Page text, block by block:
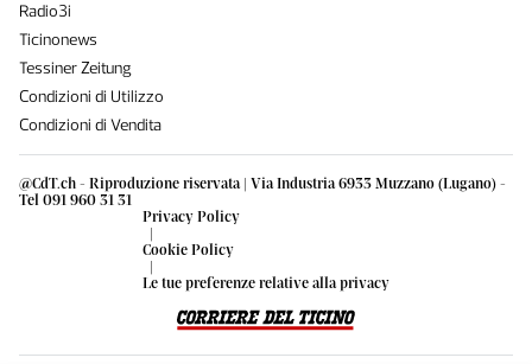
@CdT.ch - Riproduzione riservata | Via Industria 6933 Muzzano (Lugano) -
Tel 091 960 31 31
Privacy Policy
|
Cookie Policy
|
Le tue preferenze relative alla privacy
Radio3i
Ticinonews
Tessiner Zeitung
Condizioni di Utilizzo
Condizioni di Vendita